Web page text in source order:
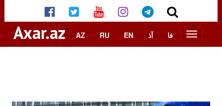
Axar.az AZ RU EN آذ فا